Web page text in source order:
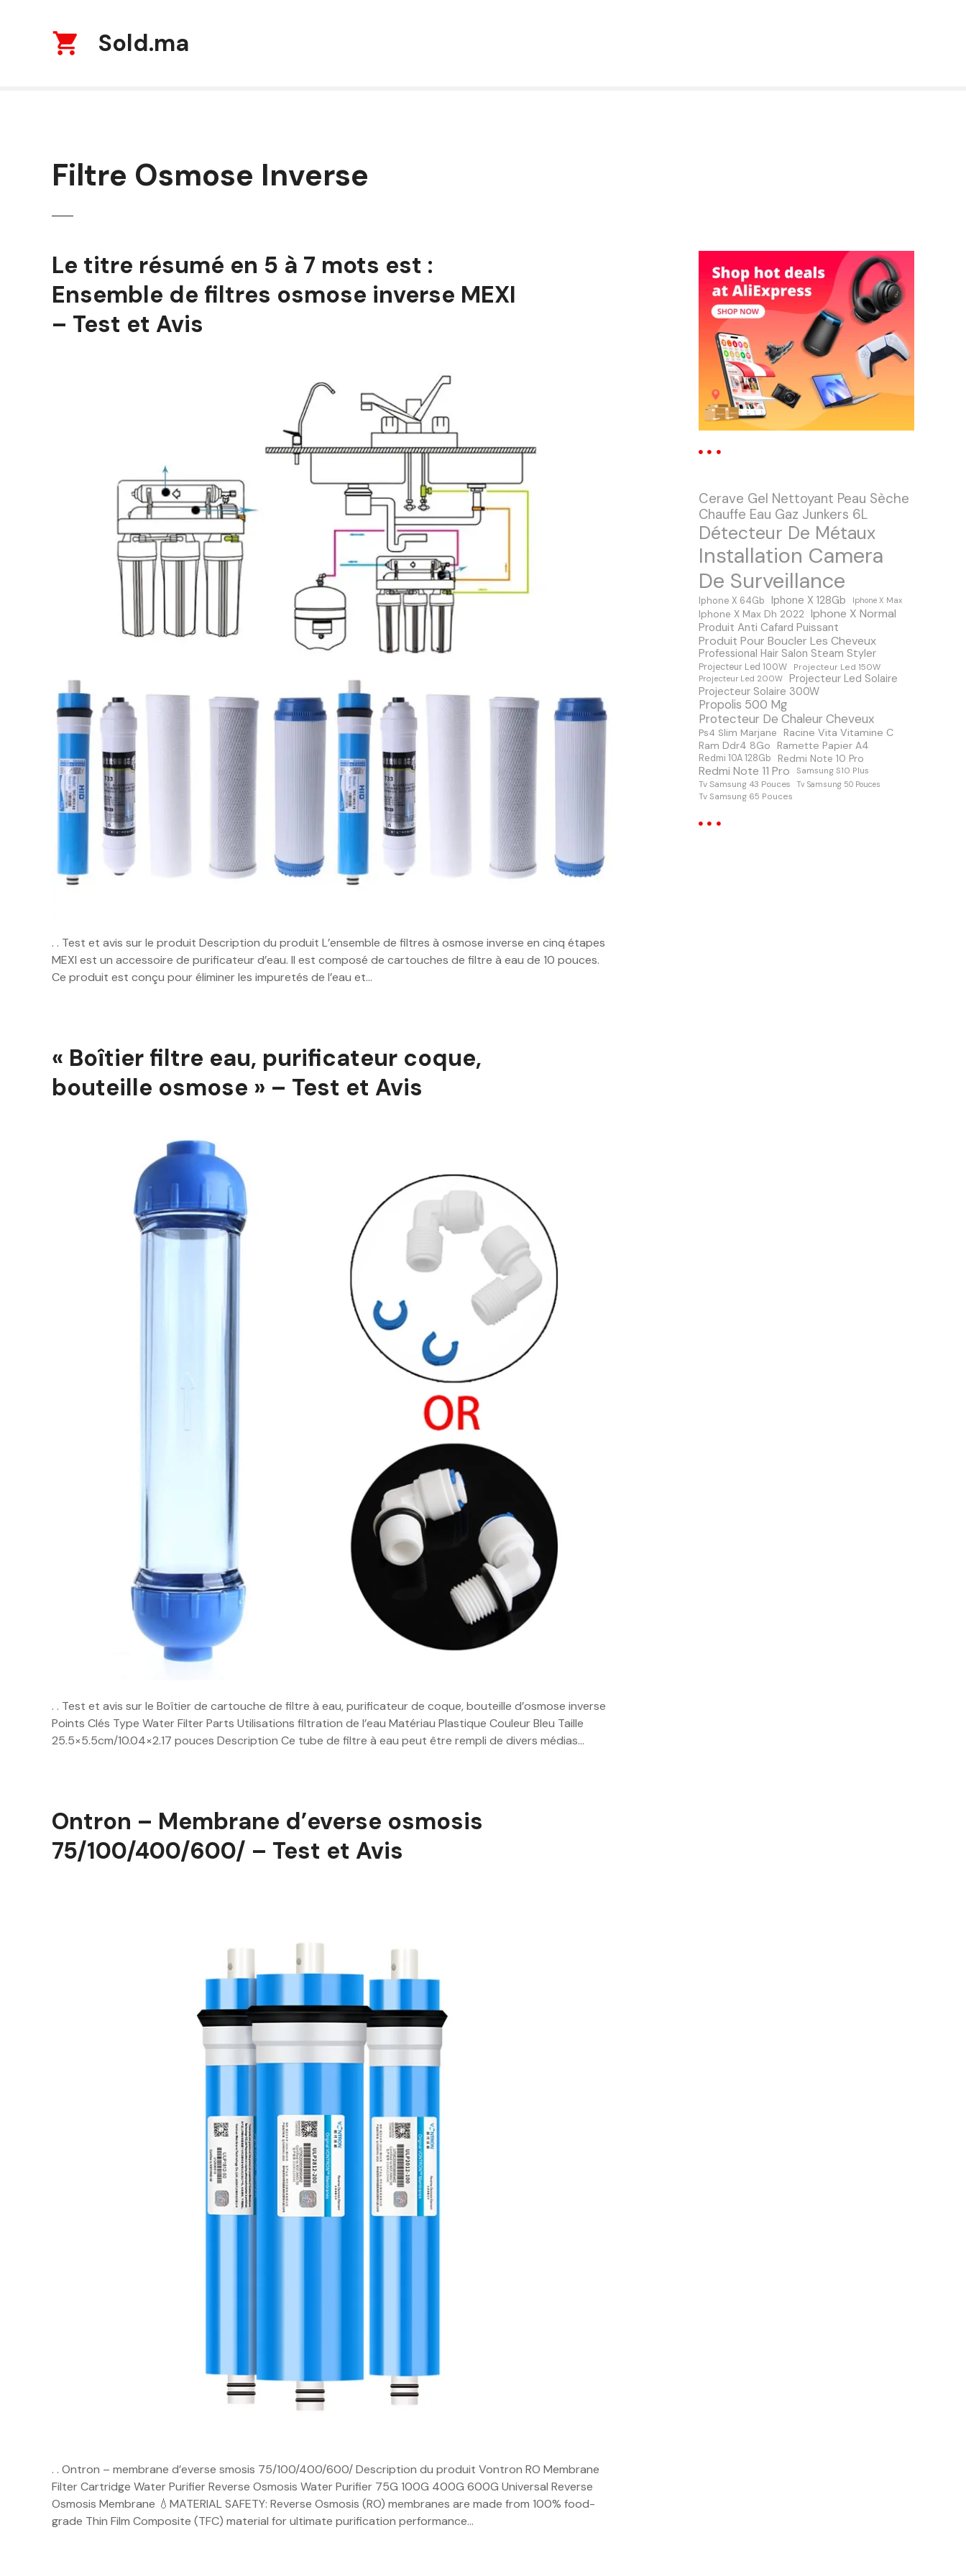
Sold.ma
Filtre Osmose Inverse
Le titre résumé en 5 à 7 mots est :
Ensemble de filtres osmose inverse MEXI
– Test et Avis
. . Test et avis sur le produit Description du produit L’ensemble de filtres à osmose inverse en cinq étapes
MEXI est un accessoire de purificateur d’eau. Il est composé de cartouches de filtre à eau de 10 pouces.
Ce produit est conçu pour éliminer les impuretés de l’eau et…
« Boîtier filtre eau, purificateur coque,
bouteille osmose » – Test et Avis
. . Test et avis sur le Boîtier de cartouche de filtre à eau, purificateur de coque, bouteille d’osmose inverse
Points Clés Type Water Filter Parts Utilisations filtration de l’eau Matériau Plastique Couleur Bleu Taille
25.5×5.5cm/10.04×2.17 pouces Description Ce tube de filtre à eau peut être rempli de divers médias…
Ontron – Membrane d’everse osmosis
75/100/400/600/ – Test et Avis
. . Ontron – membrane d’everse smosis 75/100/400/600/ Description du produit Vontron RO Membrane
Filter Cartridge Water Purifier Reverse Osmosis Water Purifier 75G 100G 400G 600G Universal Reverse
Osmosis Membrane 💧MATERIAL SAFETY: Reverse Osmosis (RO) membranes are made from 100% food-
grade Thin Film Composite (TFC) material for ultimate purification performance…
Cerave Gel Nettoyant Peau Sèche
Chauffe Eau Gaz Junkers 6L
Détecteur De Métaux
Installation Camera
De Surveillance
Iphone X 64Gb Iphone X 128Gb Iphone X Max
Iphone X Max Dh 2022 Iphone X Normal
Produit Anti Cafard Puissant
Produit Pour Boucler Les Cheveux
Professional Hair Salon Steam Styler
Projecteur Led 100W Projecteur Led 150W
Projecteur Led 200W Projecteur Led Solaire
Projecteur Solaire 300W
Propolis 500 Mg
Protecteur De Chaleur Cheveux
Ps4 Slim Marjane
Racine Vita Vitamine C
Ram Ddr4 8Go
Ramette Papier A4
Redmi 10A 128Gb Redmi Note 10 Pro
Redmi Note 11 Pro
Samsung S10 Plus
Tv Samsung 43 Pouces
Tv Samsung 50 Pouces
Tv Samsung 65 Pouces